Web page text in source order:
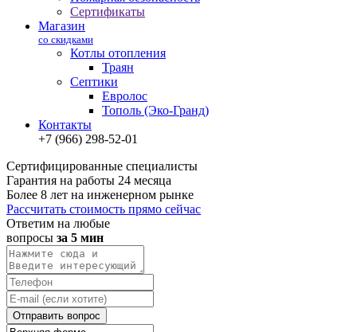
Сертификаты
Магазин
со скидками
Котлы отопления
Траян
Септики
Евролос
Тополь (Эко-Гранд)
Контакты
+7 (966) 298-52-01
Сертифицированные специалисты
Гарантия на работы 24 месяца
Более 8 лет на инженерном рынке
Рассчитать стоимость прямо сейчас
Ответим на любые
вопросы за 5 мин
Отправить вопрос